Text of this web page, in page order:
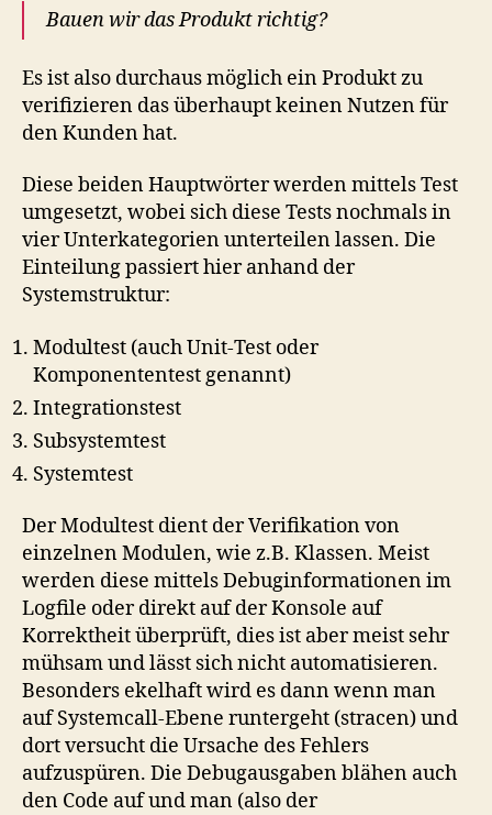
Bauen wir das Produkt richtig?
Es ist also durchaus möglich ein Produkt zu
verifizieren das überhaupt keinen Nutzen für
den Kunden hat.
Diese beiden Hauptwörter werden mittels Test
umgesetzt, wobei sich diese Tests nochmals in
vier Unterkategorien unterteilen lassen. Die
Einteilung passiert hier anhand der
Systemstruktur:
Modultest (auch Unit-Test oder
Komponententest genannt)
Integrationstest
Subsystemtest
Systemtest
Der Modultest dient der Verifikation von
einzelnen Modulen, wie z.B. Klassen. Meist
werden diese mittels Debuginformationen im
Logfile oder direkt auf der Konsole auf
Korrektheit überprüft, dies ist aber meist sehr
mühsam und lässt sich nicht automatisieren.
Besonders ekelhaft wird es dann wenn man
auf Systemcall-Ebene runtergeht (stracen) und
dort versucht die Ursache des Fehlers
aufzuspüren. Die Debugausgaben blähen auch
den Code auf und man (also der